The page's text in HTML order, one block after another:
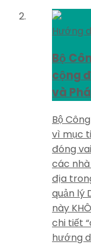
Hướng
Bộ
cộng
và
Bộ
vì mục
đóng
các
địa
quản lý
này
chi tiết
hướng